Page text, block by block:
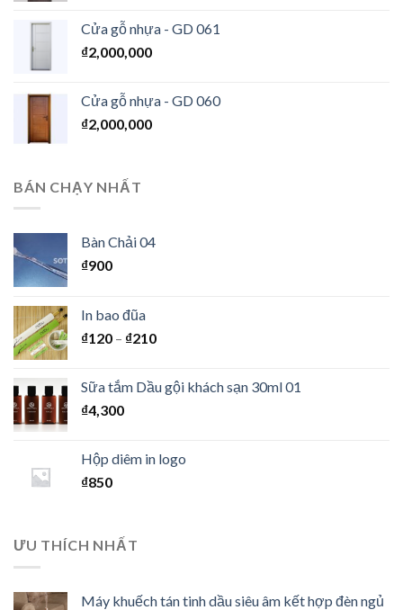
Cửa gỗ nhựa - GD 061
₫2,000,000
Cửa gỗ nhựa - GD 060
₫2,000,000
BÁN CHẠY NHẤT
Bàn Chải 04
₫900
In bao đũa
₫120 – ₫210
Sữa tắm Dầu gội khách sạn 30ml 01
₫4,300
Hộp diêm in logo
₫850
ƯU THÍCH NHẤT
Máy khuếch tán tinh dầu siêu âm kết hợp đèn ngủ